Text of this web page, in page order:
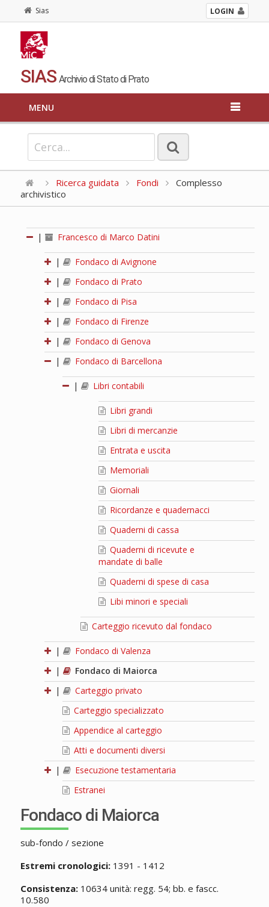
Sias LOGIN
SIAS Archivio di Stato di Prato
MENU
Ricerca guidata Fondi
Complesso
archivistico
| Francesco di Marco Datini
|
Fondaco di Avignone
|
Fondaco di Prato
|
Fondaco di Pisa
|
Fondaco di Firenze
|
Fondaco di Genova
|
Fondaco di Barcellona
| Libri contabili
Libri grandi
Libri di mercanzie
Entrata e uscita
Memoriali
Giornali
Ricordanze e quadernacci
Quaderni di cassa
Quaderni di ricevute e
mandate di balle
Quaderni di spese di casa
Libi minori e speciali
Carteggio ricevuto dal fondaco
|
Fondaco di Valenza
|
Fondaco di Maiorca
|
Carteggio privato
Carteggio specializzato
Appendice al carteggio
Atti e documenti diversi
|
Esecuzione testamentaria
Estranei
Fondaco di Maiorca
sub-fondo / sezione
Estremi cronologici:1391 - 1412
Consistenza:10634 unità: regg. 54; bb. e fascc.
10.580